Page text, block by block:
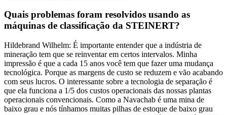
Quais problemas foram resolvidos usando as
máquinas de classificação da STEINERT?
Hildebrand Wilhelm: É importante entender que a indústria de
mineração tem que se reinventar em certos intervalos. Minha
impressão é que a cada 15 anos você tem que fazer uma mudança
tecnológica. Porque as margens de custo se reduzem e vão acabando
com seus lucros. O interessante sobre a tecnologia de separação é
que ela funciona a 1/5 dos custos operacionais das nossas plantas
operacionais convencionais. Como a Navachab é uma mina de
baixo grau e nós tínhamos muitas pilhas de estoque de baixo grau